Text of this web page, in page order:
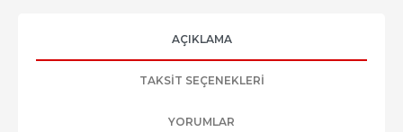
AÇIKLAMA
TAKSIT SEÇENEKLERI
YORUMLAR